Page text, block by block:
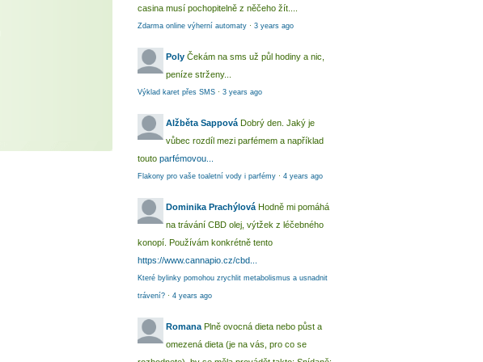
casina musí pochopitelně z něčeho žít....
Zdarma online výherní automaty · 3 years ago
Poly Čekám na sms už půl hodiny a nic,
peníze strženy...
Výklad karet přes SMS · 3 years ago
Alžběta Sappová Dobrý den. Jaký je
vůbec rozdíl mezi parfémem a například
touto parfémovou...
Flakony pro vaše toaletní vody i parfémy · 4 years ago
Dominika Prachýlová Hodně mi pomáhá
na trávání CBD olej, výtžek z léčebného
konopí. Používám konkrétně tento
https://www.cannapio.cz/cbd...
Které bylinky pomohou zrychlit metabolismus a usnadnit
trávení? · 4 years ago
Romana Plně ovocná dieta nebo půst a
omezená dieta (je na vás, pro co se